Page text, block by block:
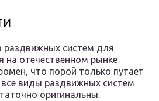
раздвижных систем для
на отечественном рынке
что порой только путает
виды раздвижных систем
оригинальны.